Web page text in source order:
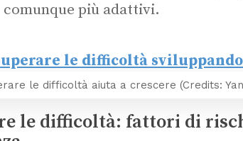
più adattivi.
le difficoltà aiuta a crescere (Credits:
le difficoltà: fattori di